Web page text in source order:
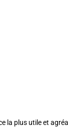
la plus utile et